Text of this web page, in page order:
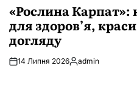
«Рослина Карпат»:
для здоров’я,
догляду
14 Липня 2026Опубліковано
admin